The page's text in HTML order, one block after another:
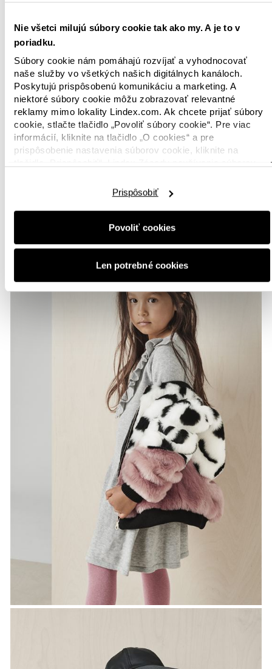
Nie všetci milujú súbory cookie tak ako my. A je to v
poriadku.
Súbory cookie nám pomáhajú rozvíjať a vyhodnocovať
naše služby vo všetkých našich digitálnych kanáloch.
Poskytujú prispôsobenú komunikáciu a marketing. A
niektoré súbory cookie môžu zobrazovať relevantné
reklamy mimo lokality Lindex.com. Ak chcete prijať súbory
cookie, stlačte tlačidlo „Povoliť súbory cookie“. Pre viac
informácií, kliknite na tlačidlo „O cookies“ a pre
prispôsobenie nastavenia súborov cookie, kliknite na
Povoliť cookies
Prispôsobiť
Len potrebné cookies